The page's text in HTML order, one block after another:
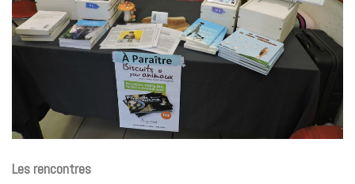
Les rencontres